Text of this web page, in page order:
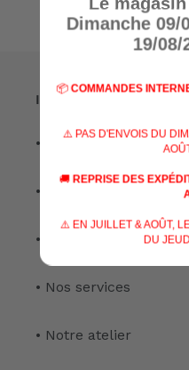
Informations
• A propos de nous
• Nos marques
• Nos spécialisations
• Nos services
• Notre atelier
Dimanche 09/
19/
📦 COMMANDES
⚠️ PAS D'ENVOIS DU
🚚 REPRISE DES
⚠️ EN JUILLET & AOÛT,
DU